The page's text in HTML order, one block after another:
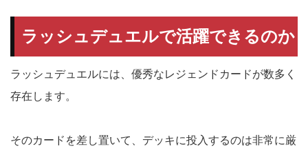
ラッシュデュエルで活躍できるのか
ラッシュデュエルには、優秀なレジェンドカードが数多く
存在します。
そのカードを差し置いて、デッキに投入するのは非常に厳